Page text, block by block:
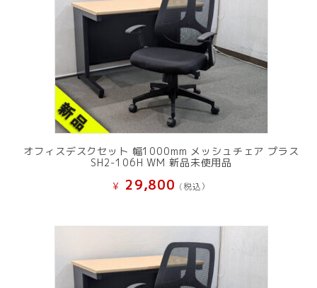
オフィスデスクセット 幅1000mm メッシュチェア プラス
SH2-106H WM 新品未使用品
¥ 29,800 (税込）